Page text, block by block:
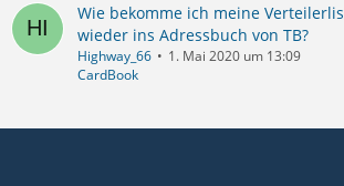
Wie bekomme ich meine
wieder ins Adressbuch von TB?
Highway_66
1. Mai 2020 um 13:09
CardBook